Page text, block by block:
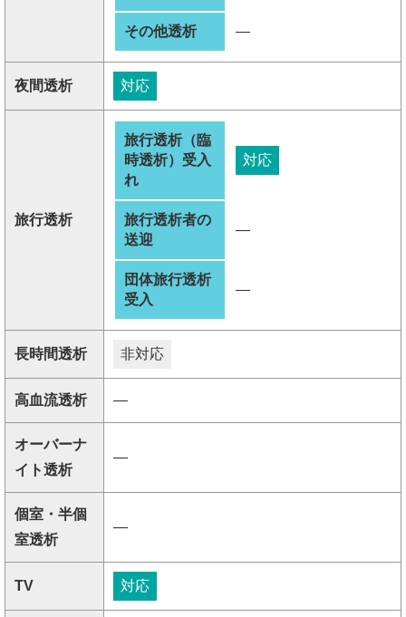
その他透析 ―
夜間透析 対応
旅行透析
旅行透析（臨
時透析）受入
れ
対応
旅行透析者の
送迎
―
団体旅行透析
受入
―
長時間透析 非対応
高血流透析 ―
オーバーナ
イト透析
―
個室・半個
室透析
―
TV 対応